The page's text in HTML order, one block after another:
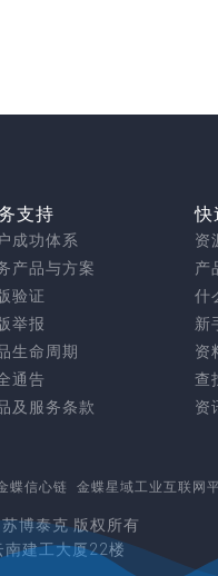
支持
成功体系
产品与方案
验证
举报
生命周期
通告
及服务条款
快
资
产
什
新
资
查
资
蝶信心链 金蝶星域工业互联网
博泰克 版权所有
建工大厦22楼